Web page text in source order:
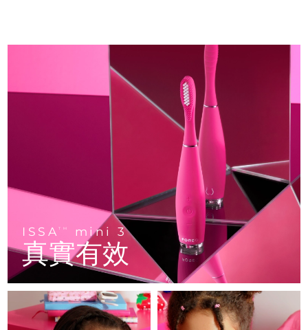
ISSATM mini 3
真實有效
LUNA™ 4 mini
For young skin, T-zone
For travel or gym bag
LUNA™護膚
Premium cleansers & balm
LUNA™ 設備
All facial cleansing devices
面部提拉護理
Premium anti-aging skincare
All premium facelift devices
device
UFO™ 3 mini
Red light therapy device for young skin
UFO™ 3 go
Portable red light therapy
面膜
Rejuvenation & hydration
UFO™ 設備
All deep facial hydration devices
Smart hybrid silicone sonic toothbrush
issa™ 4 smile
Hybrid silicone sonic toothbrush
issa™ 4 baby
For ages 0-3
issa™ Teeth Whitening Set
Dual LED + sonic device & 18% PAP gel
ISSA™ 設備
All silicone sonic toothbrushes
FAQ™ 101
Clinical anti-aging
Advanced clinical anti-aging
FAQ™ 103
Luxurious clinical anti-aging set
FAQ™ P1 Primer
Manuka honey primer
LED 護理
FAQ™ 201
LED mask
LED mask
FAQ™ 211
Anti-aging neck & décolleté LED mask
FAQ™ 221
Anti-aging LED hand mask
FAQ™ 301
LED hair strengthening scalp massager
FAQ™ Scalp Serum
Scalp recovery probiotic serum
FAQ™護膚品
All FAQ™ skincare
肌膚年輕化
NEW
FAQ™ 501
Full-Spectrum Red Light Therapy
FAQ™ 502
Full-Spectrum Red Light Therapy
FAQ™ Red Light Serum
專業治療
智利 預計送達日期16/8/26
預計送達日期
預計送達日期
預計送達日期
預計送達日期13/8/26
預計送達日期12/8/26
丹麥 預計送達日期
愛沙尼亞 預計送達日期
芬蘭 預計送達日期12/8/26